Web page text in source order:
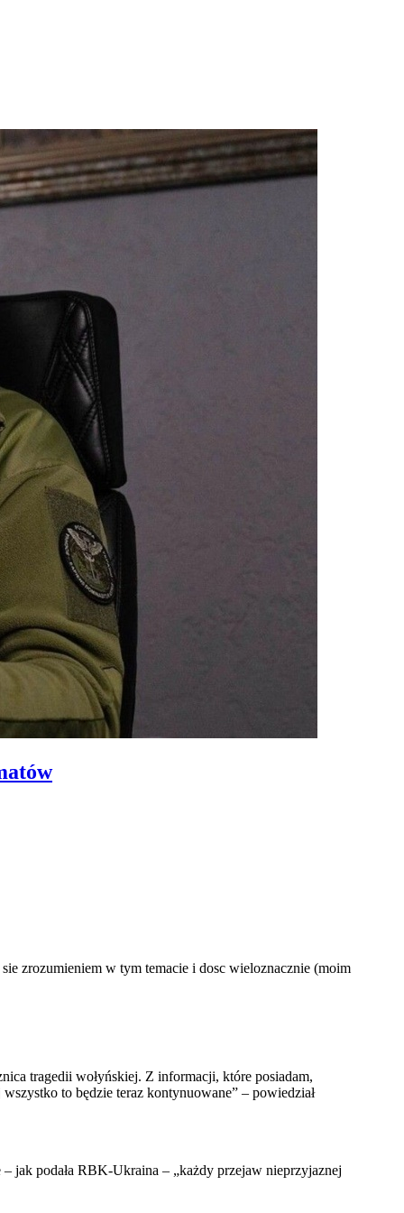
zrozumieniem w tym temacie i dosc wieloznacznie (moim
tragedii wołyńskiej. Z informacji, które posiadam,
to będzie teraz kontynuowane” – powiedział
jak podała RBK-Ukraina – „każdy przejaw nieprzyjaznej